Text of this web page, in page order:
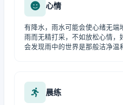
心情
有降水，雨水可能会使心绪无端
雨而无精打采，不如放松心情，
会发现雨中的世界是那般洁净温
晨练